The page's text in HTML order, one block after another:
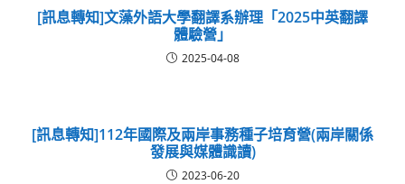
[訊息轉知]文藻外語大學翻譯系辦理「2025中英翻譯
體驗營」
2025-04-08
[訊息轉知]112年國際及兩岸事務種子培育營(兩岸關係
發展與媒體識讀)
2023-06-20